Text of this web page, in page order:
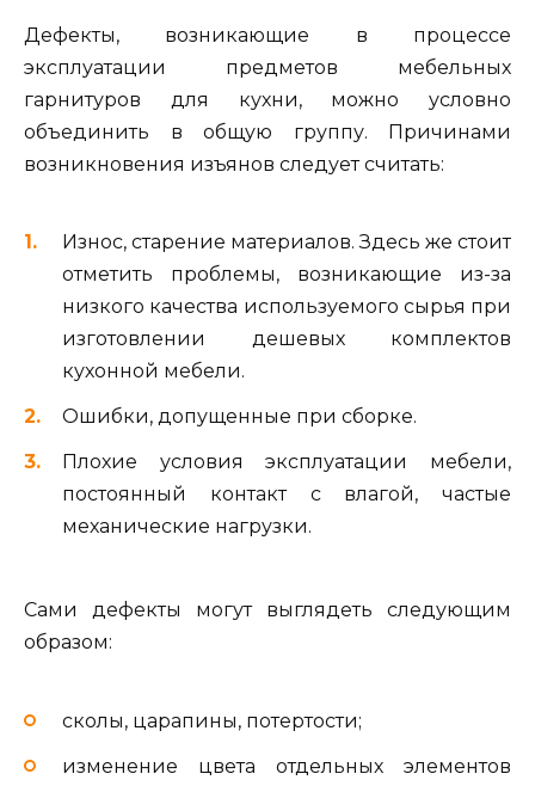
Дефекты, возникающие в процессе
эксплуатации предметов мебельных
гарнитуров для кухни, можно условно
объединить в общую группу. Причинами
возникновения изъянов следует считать:
Износ, старение материалов. Здесь же стоит
отметить проблемы, возникающие из-за
низкого качества используемого сырья при
изготовлении дешевых комплектов
кухонной мебели.
Ошибки, допущенные при сборке.
Плохие условия эксплуатации мебели,
постоянный контакт с влагой, частые
механические нагрузки.
Сами дефекты могут выглядеть следующим
образом:
сколы, царапины, потертости;
изменение цвета отдельных элементов